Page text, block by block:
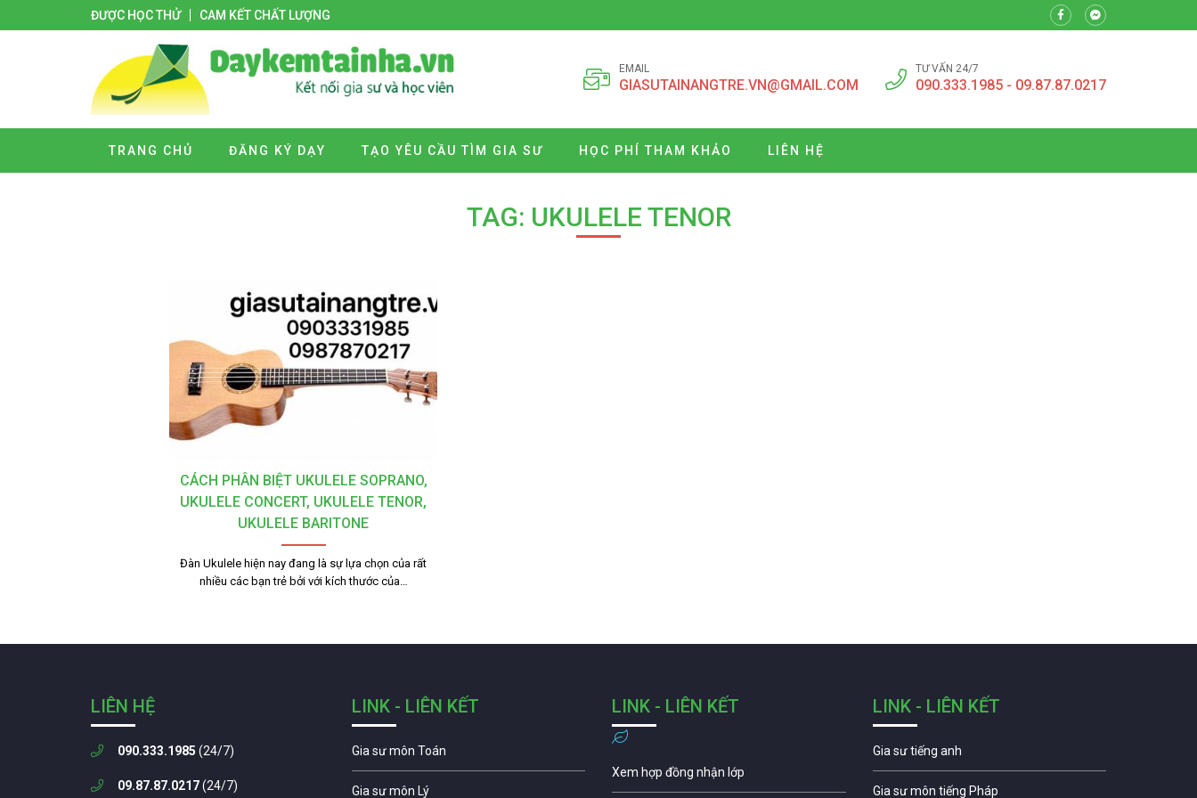
ĐƯỢC HỌC THỬ CAM KẾT CHẤT LƯỢNG
EMAIL
GIASUTAINANGTRE.VN@GMAIL.COM
TƯ VẤN 24/7
090.333.1985 - 09.87.87.0217
TRANG CHỦ ĐĂNG KÝ DẠY TẠO YÊU CẦU TÌM GIA SƯ HỌC PHÍ THAM KHẢO LIÊN HỆ
TAG: UKULELE TENOR
CÁCH PHÂN BIỆT UKULELE SOPRANO,
UKULELE CONCERT, UKULELE TENOR,
UKULELE BARITONE
Đàn Ukulele hiện nay đang là sự lựa chọn của rất
nhiều các bạn trẻ bởi với kích thước của…
LIÊN HỆ
090.333.1985 (24/7)
09.87.87.0217(24/7)
LINK - LIÊN KẾT
Gia sư môn Toán
Gia sư môn Lý
LINK - LIÊN KẾT
Xem hợp đồng nhận lớp
LINK - LIÊN KẾT
Gia sư tiếng anh
Gia sư môn tiếng Pháp